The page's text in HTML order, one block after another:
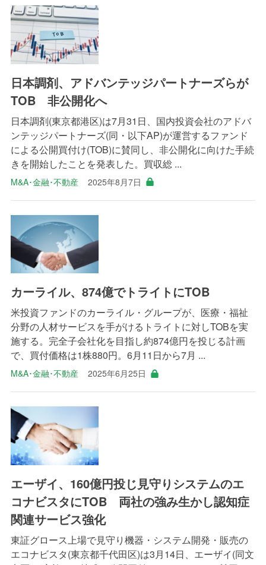
日本調剤、アドバンテッジパートナーズらが
TOB 非公開化へ
日本調剤(東京都港区)は7月31日、国内投資会社のアドバ
ンテッジパートナーズ(同・以下AP)が運営するファンド
による公開買付け(TOB)に賛同し、非公開化に向けた手続
きを開始したことを発表した。買収総 ...
M&A･金融･不動産 2025年8月7日
カーライル、874億でトライトにTOB
米投資ファンドのカーライル・グループが、医療・福祉
分野の人材サービスを手がけるトライトに対しTOBを実
施する。完全子会社化を目指し約874億円を投じる計画
で、買付価格は1株880円。6月11日から7月 ...
M&A･金融･不動産 2025年6月25日
エーザイ、160億円投じ見守りシステムのエ
コナビスタにTOB 両社の強み生かし認知症
関連サービス強化
東証グロース上場で見守り機器・システム開発・販売の
エコナビスタ(東京都千代田区)は3月14日、エーザイ(同文